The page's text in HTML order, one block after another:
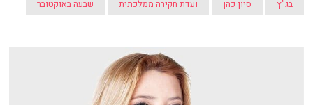
בג"ץ סיון כהן ועדת חקירה ממלכתית שבעה באוקטובר